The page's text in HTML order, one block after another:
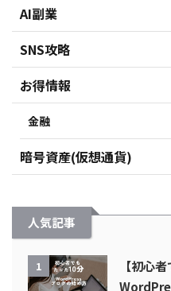
AI副業
SNS攻略
お得情報
金融
暗号資産(仮想通貨)
人気記事
1
【初心